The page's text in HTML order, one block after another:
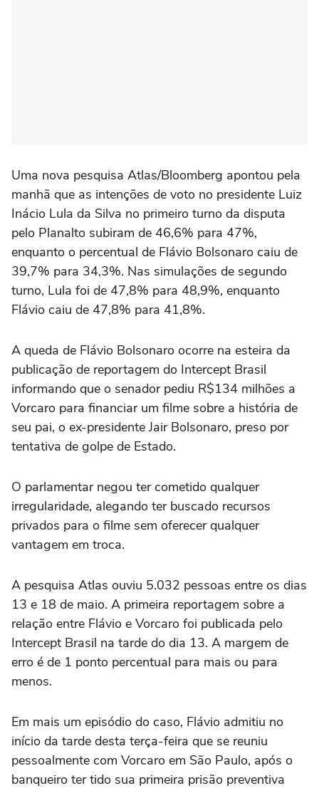
Uma nova pesquisa Atlas/Bloomberg apontou pela
manhã que as intenções de voto no presidente Luiz
Inácio Lula da Silva no primeiro turno da disputa
pelo Planalto ‌subiram de 46,6% para 47%,
enquanto o percentual de Flávio Bolsonaro caiu de
39,7% para 34,3%. Nas simulações de segundo
turno, ‌Lula foi de 47,8% para 48,9%, enquanto
⁠Flávio caiu de 47,8% para ⁠41,8%.
A queda de Flávio Bolsonaro ocorre na esteira da
publicação de reportagem do Intercept Brasil
informando que o senador pediu R$134 milhões ⁠a
Vorcaro para financiar um filme sobre a história de
seu pai, ‌o ex-presidente Jair Bolsonaro, preso por
tentativa ‌de golpe de Estado.
O parlamentar negou ter cometido qualquer
irregularidade, alegando ter buscado recursos
privados para o filme sem oferecer qualquer
vantagem em troca.
A pesquisa Atlas ouviu 5.032 pessoas entre os dias
13 e 18 de maio. A primeira reportagem sobre a
relação entre Flávio e Vorcaro foi publicada pelo
Intercept Brasil na tarde do dia ⁠13. A margem de
erro é de 1 ponto percentual para mais ou para
menos.
Em mais um episódio do caso, Flávio admitiu no
início da tarde desta terça-feira que se reuniu
pessoalmente com Vorcaro em São Paulo, após o
banqueiro ter tido sua primeira prisão preventiva